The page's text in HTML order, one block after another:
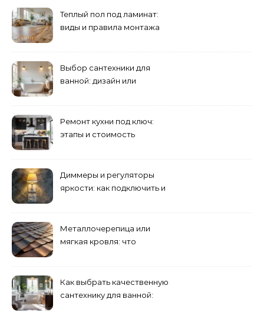
Теплый пол под ламинат:
виды и правила монтажа
Выбор сантехники для
ванной: дизайн или
Ремонт кухни под ключ:
этапы и стоимость
Диммеры и регуляторы
яркости: как подключить и
Металлочерепица или
мягкая кровля: что
Как выбрать качественную
сантехнику для ванной: